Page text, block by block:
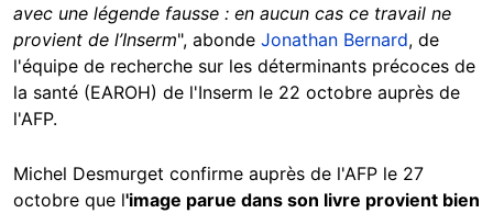
avec une légende fausse : en aucun cas ce travail ne
provient de l’Inserm", abonde Jonathan Bernard, de
l'équipe de recherche sur les déterminants précoces de
la santé (EAROH) de l'Inserm le 22 octobre auprès de
l'AFP.
Michel Desmurget confirme auprès de l'AFP le 27
octobre que l'image parue dans son livre provient bien